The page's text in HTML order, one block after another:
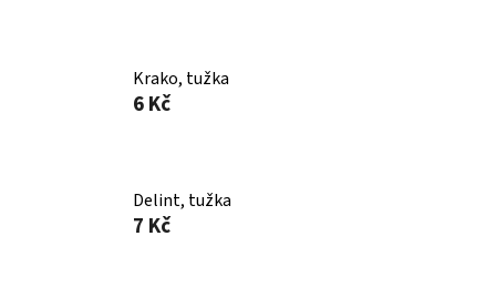
Krako, tužka
6 Kč
Delint, tužka
7 Kč